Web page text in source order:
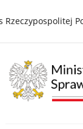
Rzeczypospolitej